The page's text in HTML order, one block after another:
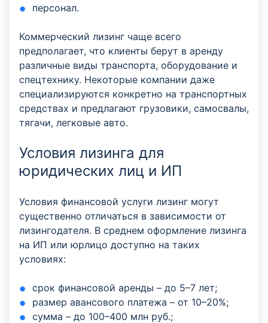
персонал.
Коммерческий лизинг чаще всего
предполагает, что клиенты берут в аренду
различные виды транспорта, оборудование и
спецтехнику. Некоторые компании даже
специализируются конкретно на транспортных
средствах и предлагают грузовики, самосвалы,
тягачи, легковые авто.
Условия лизинга для
юридических лиц и ИП
Условия финансовой услуги лизинг могут
существенно отличаться в зависимости от
лизингодателя. В среднем оформление лизинга
на ИП или юрлицо доступно на таких
условиях:
срок финансовой аренды – до 5–7 лет;
размер авансового платежа – от 10–20%;
сумма – до 100–400 млн руб.;